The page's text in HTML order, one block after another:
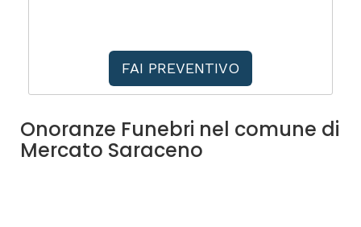
FAI PREVENTIVO
Onoranze Funebri nel comune di
Mercato Saraceno